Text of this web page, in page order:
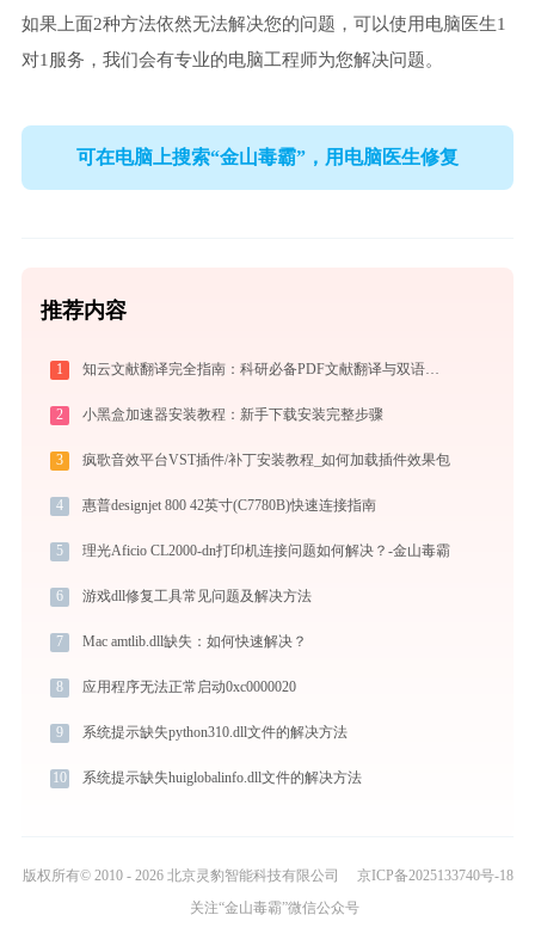
如果上面2种方法依然无法解决您的问题，可以使用电脑医生1
对1服务，我们会有专业的电脑工程师为您解决问题。
可在电脑上搜索“金山毒霸”，用电脑医生修复
推荐内容
1 知云文献翻译完全指南：科研必备PDF文献翻译与双语对照阅读效率工具（2026最新）
2 小黑盒加速器安装教程：新手下载安装完整步骤
3 疯歌音效平台VST插件/补丁安装教程_如何加载插件效果包
4 惠普designjet 800 42英寸(C7780B)快速连接指南
5 理光Aficio CL2000-dn打印机连接问题如何解决？-金山毒霸
6 游戏dll修复工具常见问题及解决方法
7 Mac amtlib.dll缺失：如何快速解决？
8 应用程序无法正常启动0xc0000020
9 系统提示缺失python310.dll文件的解决方法
10 系统提示缺失huiglobalinfo.dll文件的解决方法
版权所有© 2010 - 2026 北京灵豹智能科技有限公司
京ICP备2025133740号-18
关注“金山毒霸”微信公众号